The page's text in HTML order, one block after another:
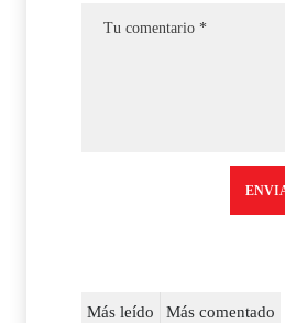
Más leído Más comentado